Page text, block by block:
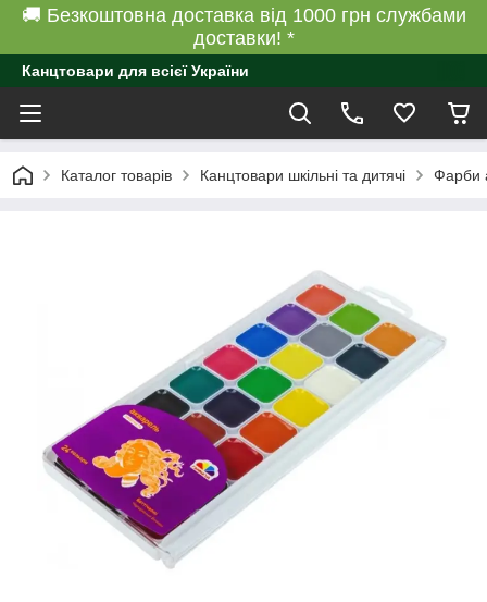
🚚 Безкоштовна доставка від 1000 грн службами
доставки! *
Канцтовари для всієї України
Каталог товарів Канцтовари шкільні та дитячі Фарби